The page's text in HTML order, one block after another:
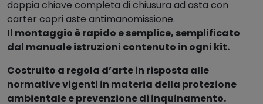
i
m
i
c
1
4
doppia chiave completa di chiusura ad asta con
carter copri aste antimanomissione.
Il montaggio è rapido e semplice, semplificato
dal manuale istruzioni contenuto in ogni kit.
Costruito a regola d’arte in risposta alle
normative vigenti in materia della protezione
ambientale e prevenzione di inquinamento.